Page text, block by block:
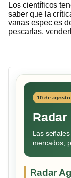
Los científicos
saber que la
varias especies
pescarlas,
10 de agosto
Radar
Las
mercados,
Radar